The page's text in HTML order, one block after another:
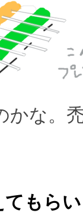
かな。
もら